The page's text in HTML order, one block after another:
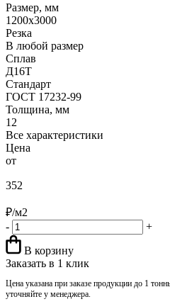
Размер, мм
1200х3000
Резка
В любой размер
Сплав
Д16Т
Стандарт
ГОСТ 17232-99
Толщина, мм
12
Все характеристики
Цена
от
352
₽/м2
-
+
В корзину
Заказать в 1 клик
Цена указана при заказе продукции до 1
уточняйте у менеджера.